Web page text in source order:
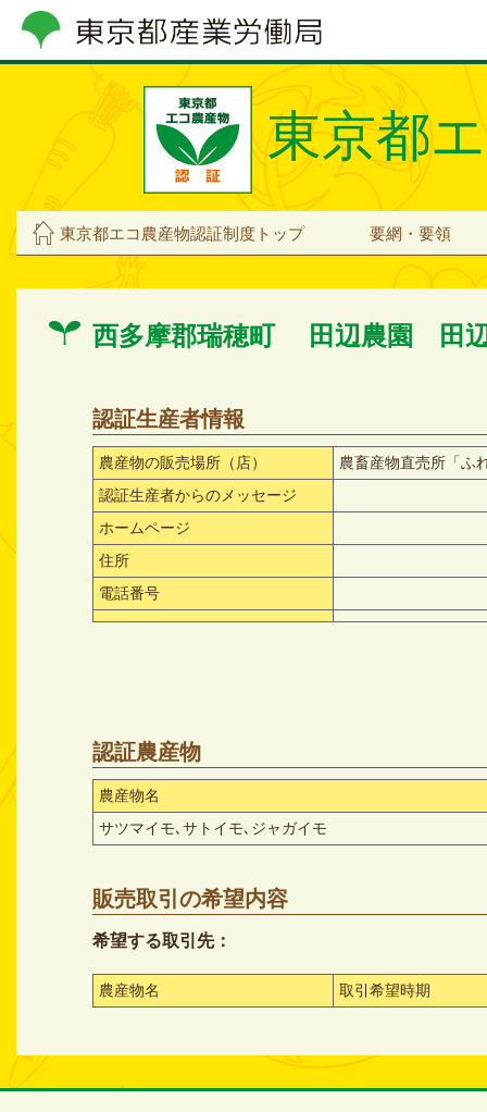
東京都
東京都エコ農産物認証制度トップ 要網・要領
西多摩郡瑞穂町 田辺農園 田
認証生産者情報
農産物の販売場所（店）
農畜産物直売所「ふ
認証生産者からのメッセージ
ホームページ
住所
電話番号
認証農産物
農産物名
サツマイモ､サトイモ､ジャガイモ
販売取引の希望内容
希望する取引先：
農産物名 取引希望時期